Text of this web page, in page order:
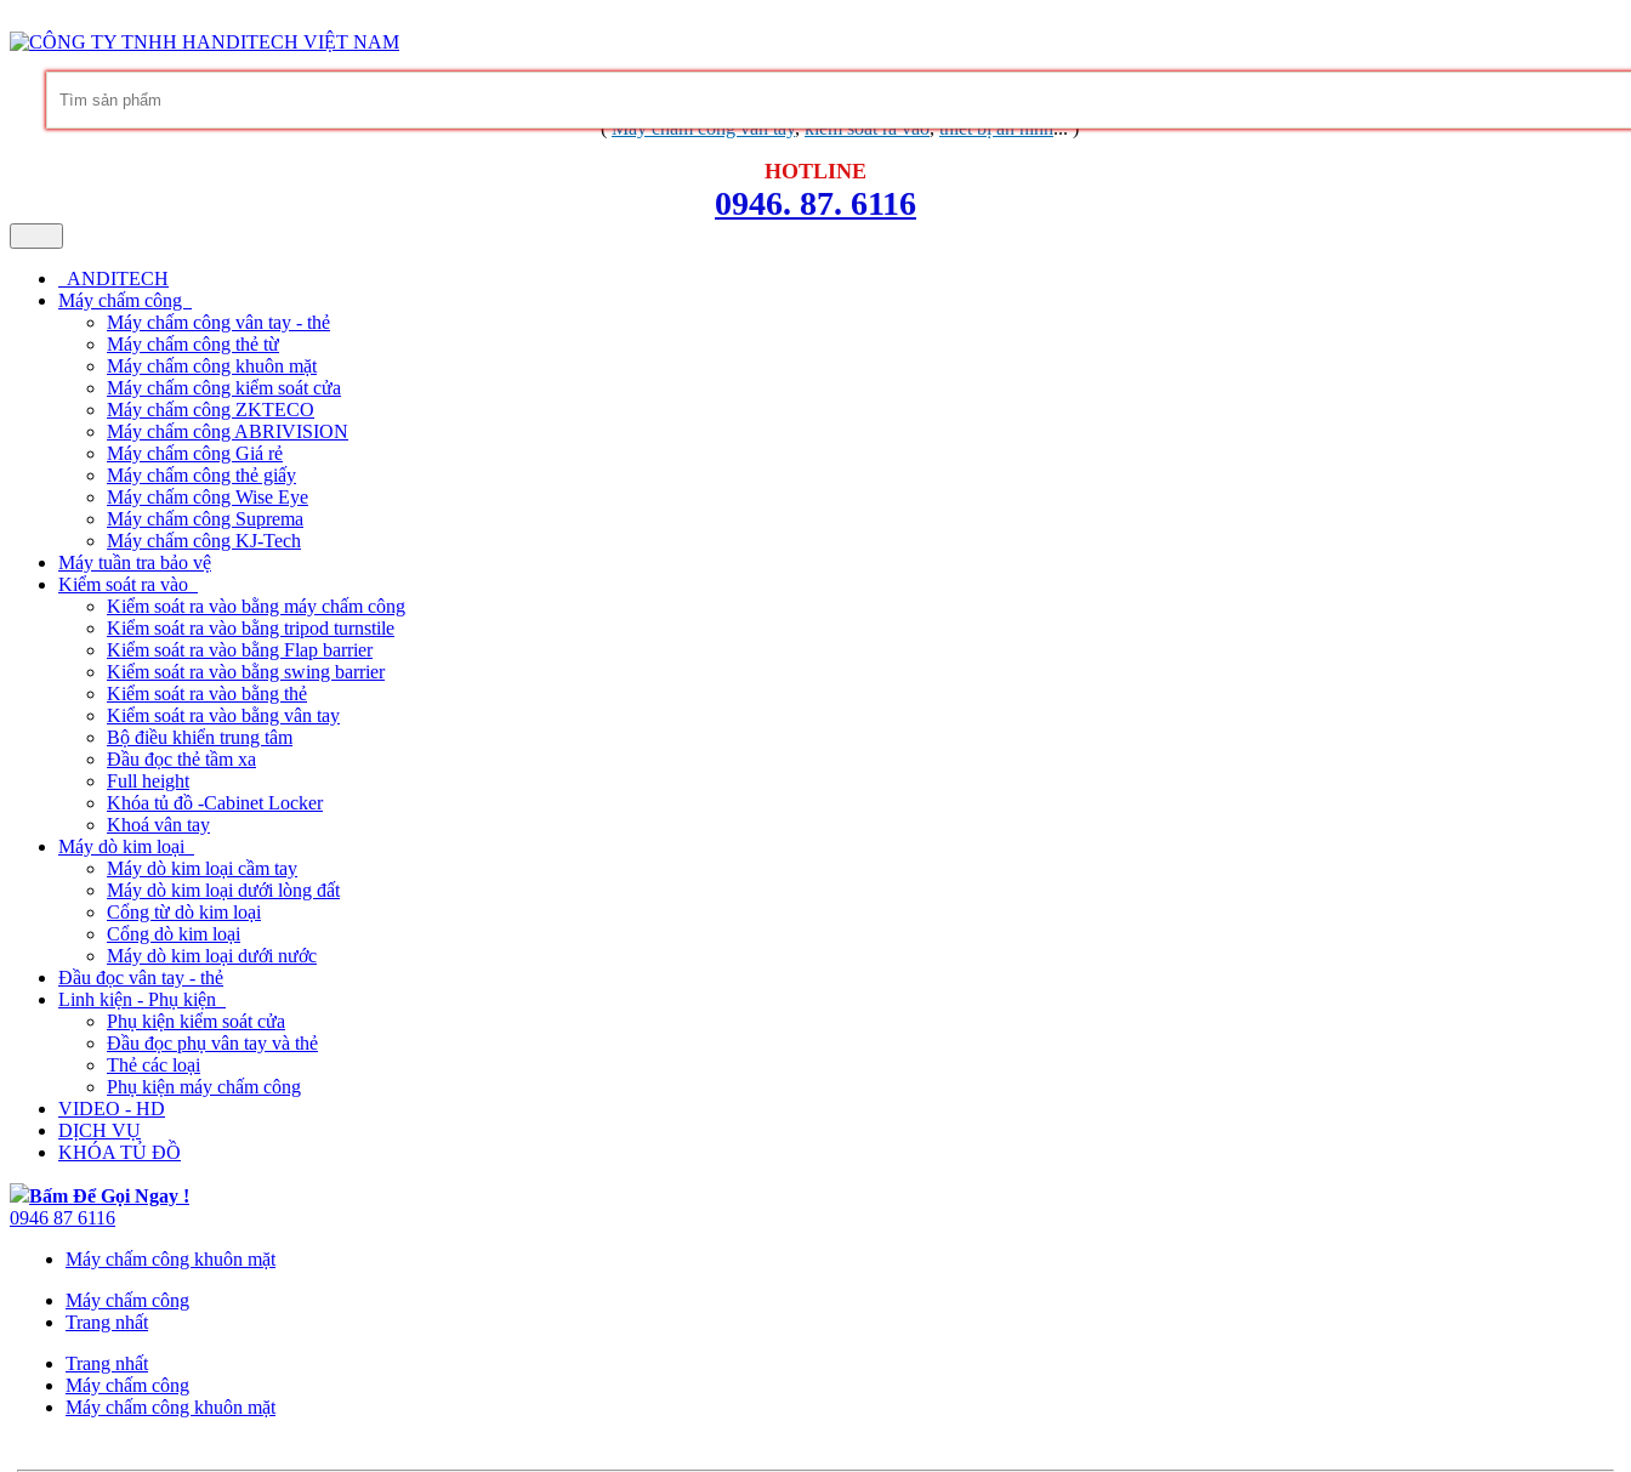
(Máy chấm công vân tay,kiểm soát ra vào,thiết bị an ninh... )
HOTLINE
0946. 87. 6116
ANDITECH
Máy chấm công
Máy chấm công vân tay - thẻ
Máy chấm công thẻ từ
Máy chấm công khuôn mặt
Máy chấm công kiểm soát cửa
Máy chấm công ZKTECO
Máy chấm công ABRIVISION
Máy chấm công Giá rẻ
Máy chấm công thẻ giấy
Máy chấm công Wise Eye
Máy chấm công Suprema
Máy chấm công KJ-Tech
Máy tuần tra bảo vệ
Kiểm soát ra vào
Kiểm soát ra vào bằng máy chấm công
Kiểm soát ra vào bằng tripod turnstile
Kiểm soát ra vào bằng Flap barrier
Kiểm soát ra vào bằng swing barrier
Kiểm soát ra vào bằng thẻ
Kiểm soát ra vào bằng vân tay
Bộ điều khiển trung tâm
Đầu đọc thẻ tầm xa
Full height
Khóa tủ đồ -Cabinet Locker
Khoá vân tay
Máy dò kim loại
Máy dò kim loại cầm tay
Máy dò kim loại dưới lòng đất
Cổng từ dò kim loại
Cổng dò kim loại
Máy dò kim loại dưới nước
Đầu đọc vân tay - thẻ
Linh kiện - Phụ kiện
Phụ kiện kiểm soát cửa
Đầu đọc phụ vân tay và thẻ
Thẻ các loại
Phụ kiện máy chấm công
VIDEO - HD
DỊCH VỤ
KHÓA TỦ ĐỒ
Bấm Để Gọi Ngay !
0946 87 6116
Máy chấm công khuôn mặt
Máy chấm công
Trang nhất
Trang nhất
Máy chấm công
Máy chấm công khuôn mặt